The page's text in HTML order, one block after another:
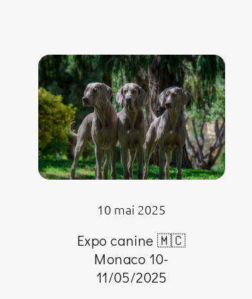
10 mai 2025
Expo canine 🇲🇨
Monaco 10-
11/05/2025